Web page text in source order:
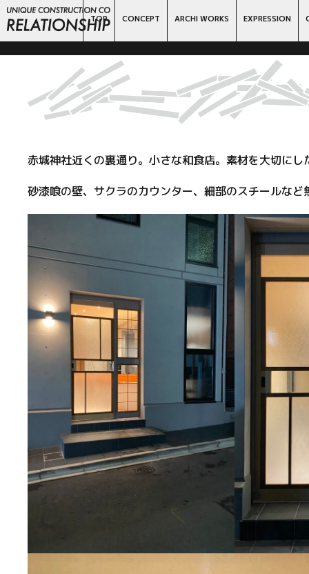
TOP CONCEPT ARCHI WORKS EXPRESSION
赤城神社近くの裏通り。小さな和食店。素材を大切に
砂漆喰の壁、サクラのカウンター、細部のスチールな